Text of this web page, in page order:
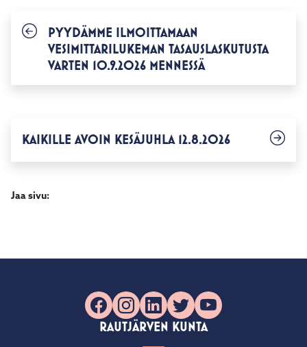
PYYDÄMME ILMOITTAMAAN
VESIMITTARILUKEMAN TASAUSLASKUTUSTA
VARTEN 10.9.2026 MENNESSÄ
KAIKILLE AVOIN KESÄJUHLA 12.8.2026
Jaa sivu:
Facebook
Instagram
LinkedIn
X YouTube
RAUTJÄRVEN KUNTA